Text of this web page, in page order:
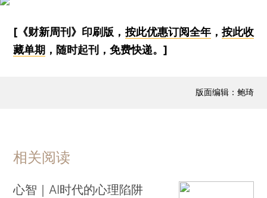
[《财新周刊》印刷版， 按此优惠订阅全年， 按此收
藏单期 ，随时起刊，免费快递。]
版面编辑：鲍琦
相关阅读
心智｜AI时代的心理陷阱